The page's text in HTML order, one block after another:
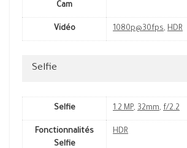
Cam
Vidéo 1080p@30fps, HDR
Selfie
Selfie 1.2 MP, 32mm, f/2.2
Fonctionnalités
Selfie
HDR